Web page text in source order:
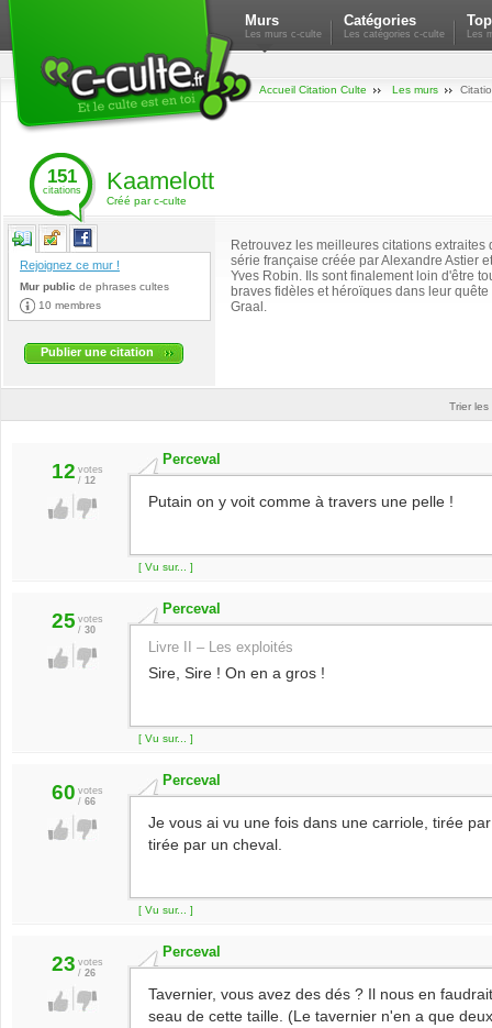
Murs
Les murs c-culte
Catégories
Les catégories c-culte Les
Accueil Citation Culte Les murs
151
citations Kaamelott
Créé par c-culte
Rejoignez ce mur !
Mur public de phrases cultes
10 membres
Publier une citation
Retrouvez les meilleures citations extraites
série française créée par Alexandre Astier
Yves Robin. Ils sont finalement loin d'être
braves fidèles et héroïques dans leur quête
Graal.
Trier
12 votes
/ 12
Perceval
Putain on y voit comme à travers une pelle !
[ Vu sur... ]
25 votes
/ 30
Perceval
Livre II – Les exploités
Sire, Sire ! On en a gros !
[ Vu sur... ]
60 votes
/ 66
Perceval
Je vous ai vu une fois dans une carriole, tirée
tirée par un cheval.
[ Vu sur... ]
23 votes
/ 26
Perceval
Tavernier, vous avez des dés ? Il nous en
seau de cette taille. (Le tavernier n'en a que